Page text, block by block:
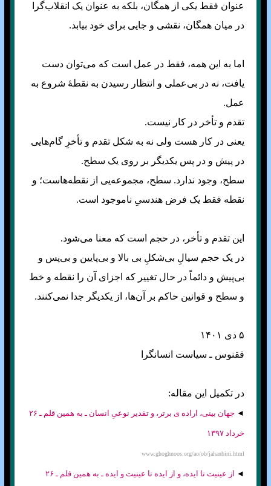
عنوان فقط یکی از همگان، بلکه به عنوان یک انقلاب‌گرا
در میان همگان، نقشی و جایی برای خود بیابد.
اما به این همه، فقط در عمل است که می‌توان دست
یافت، نه در بی‌عملی و انتظار رسیدن به نقطهٔ شروع به
عمل.
تقدم و تأخر در کار نیست.
یعنی در کار هست ولی نه به شکل تقدم و تأخرِ گام‌هایی
در پیش و در پس یکدیگر بر روی یک سطح.
سطح، وجود ندارد. سطح، مجموعه‌یی از نقطه‌هاست؛ و
نقطه فقط یک فرض هندسیِ ناموجود است.
این تقدم و تأخر، در حجم است که معنا می‌شود.
در یک حجم سیالِ بی‌شکلِ بی بالا و بی‌پایین ‌و بی‌پس و
بی‌پیش و دائماً در حال تغییر که اجزای آن را نقطه و خط
و سطح و قوانین حاکم بر آن‌ها، از یکدیگر جدا نمی‌کنند.
۵ دی ۱۴۰۱
ققنوس ـ سیاست انسانگرا
در تکمیل این مقاله:
◄ جهان بینی، اراده ی برتر، و تقدیر نوعیِ انسان ـ به همین قلم ـ ۲۶
خرداد ۱۳۹۷
www.ghoghnoos.org/ao/ob/jahanbini.html
◄ از عینیت تا ایده، و از ایده تا عینیت و ایده ـ به همین قلم ـ ۲۶